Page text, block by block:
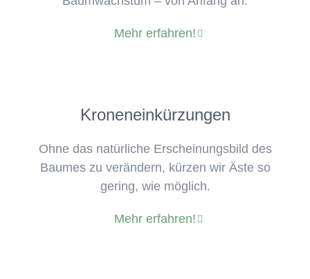
Mehr erfahren!
Kroneneinkürzungen
Ohne das natürliche Erscheinungsbild des
Baumes zu verändern, kürzen wir Äste so
gering, wie möglich.
Mehr erfahren!